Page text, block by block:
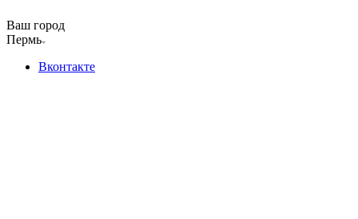
Ваш город
Пермь
Вконтакте